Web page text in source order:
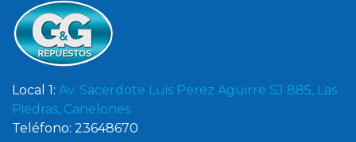
Local 1: Av. Sacerdote Luis Perez Aguirre SJ 885, Las
Piedras, Canelones
Teléfono: 23648670